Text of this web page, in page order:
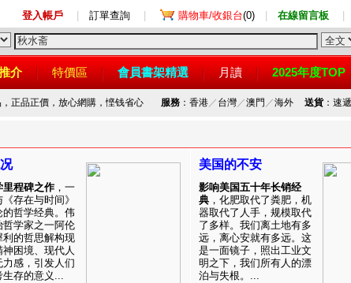
登入帳戶 訂單查詢 購物車/收銀台(0) 在線留言板
介 特價區 會員書架精選 月讀 2025年度TOP
正品正價，放心網購，悭钱省心 服務：香港／ 台灣／澳門 ／海外 送貨：速遞
里程碑之作 ，一
存在与时间》
的哲学经典。伟
哲学家之一阿伦
利的哲思解构现
困境、现代人
力感，引发人们
生存的意义...
美国的不安
影响美国五十年长销经
典 ，化肥取代了粪肥，机
器取代了人手，规模取代
了多样。我们离土地有多
远，离心安就有多远。这
是一面镜子，照出工业文
明之下，我们所有人的漂
泊与失根。...